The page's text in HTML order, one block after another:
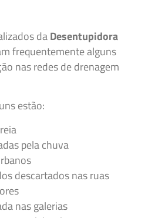
daDesentupidora
frequentemente alguns
nas redes de drenagem
estão:
pela chuva
descartados nas ruas
nas galerias